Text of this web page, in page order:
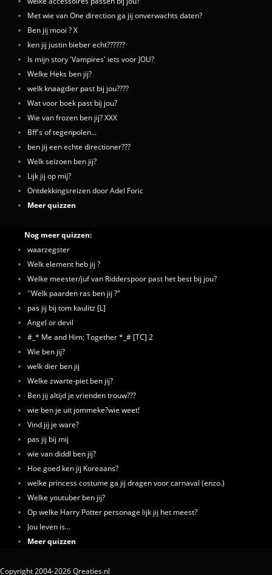
Met wie van One direction ga jij onverwachts daten?
Ben jij mooi ? X
ken jij justin bieber echt??????
Is mijn story 'Vampires' iets voor JOU?
Welke Heks ben jij?
welk knaagdier past bij jou????
Wat voor boek past bij jou?
Wie van frozen ben jij? XXX
Bff's of tegenpolen...
ben jij een echte directioner???
Welk seizoen ben jij?
Lijk jij op mij?
Ontdekkingsreizen door Adel Foric
Meer quizzen
Nog meer quizzen:
waarzegster
Welk element heb jij ?
Welke meester/juf van Ridderspoor past het best bij jou?
''Welk paarden ras ben jij ?"
pas jij bij tom kaulitz [L]
Angel or devil
#_* Me and Him; Together *_# [TC] 2
Wie ben jij?
welk dier ben jij
Welke zwarte-piet ben jij?
Ben jij altijd je vrienden trouw???
wie ben je uit jommeke?wie weet!
Vind jij je ware?
pas jij bij mij
wie van diddl ben jij?
Hoe goed ken jij Koreaans?
welke princess costume ga jij dragen voor carnaval (enzo.)
Welke youtuber ben jij?
Op welke Harry Potter personage lijk jij het meest?
Jou leven is...
Meer quizzen
Copyright 2004-2026 Qreaties.nl